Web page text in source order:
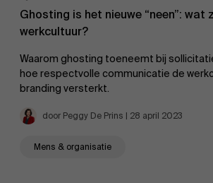
Evenementen
Nieuws
Ghosting is het nieuwe “neen”:
werkcultuur?
Waarom ghosting toeneemt bij
hoe respectvolle communicatie de
branding versterkt.
door Peggy De Prins | 28 april 2023
Mens & organisatie